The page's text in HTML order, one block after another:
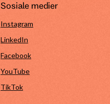
Sosiale medier
Instagram
LinkedIn
Facebook
YouTube
TikTok